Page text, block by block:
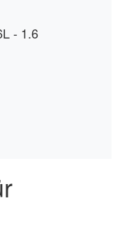
- 1.6